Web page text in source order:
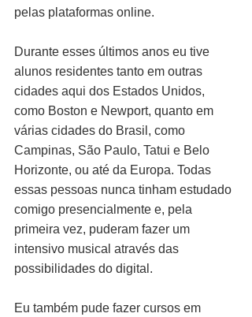
pelas plataformas online.
Durante esses últimos anos eu tive
alunos residentes tanto em outras
cidades aqui dos Estados Unidos,
como Boston e Newport, quanto em
várias cidades do Brasil, como
Campinas, São Paulo, Tatui e Belo
Horizonte, ou até da Europa. Todas
essas pessoas nunca tinham estudado
comigo presencialmente e, pela
primeira vez, puderam fazer um
intensivo musical através das
possibilidades do digital.
Eu também pude fazer cursos em